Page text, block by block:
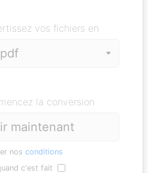
vos fichiers en
la conversion
maintenant
nos conditions
c'est fait